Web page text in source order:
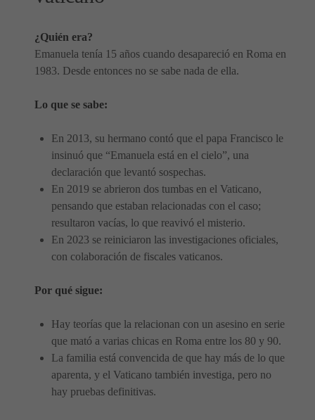
¿Quién era?
Emanuela tenía 15 años cuando desapareció en Roma en
1983. Desde entonces no se sabe nada de ella.
Lo que se sabe:
En 2013, su hermano contó que el papa Francisco le
insinuó que “Emanuela está en el cielo”, una
declaración que levantó sospechas.
En 2019 se abrieron dos tumbas en el Vaticano,
pensando que estaban relacionadas con el caso;
resultaron vacías, lo que reavivó el misterio.
En 2023 se reiniciaron las investigaciones oficiales,
con colaboración de fiscales vaticanos.
Por qué sigue:
Hay teorías que la relacionan con un asesino en serie
que mató a varias chicas en Roma entre los 80 y 90.
La familia está convencida de que hay más de lo que
aparenta, y el Vaticano también investiga, pero no
hay pruebas definitivas.